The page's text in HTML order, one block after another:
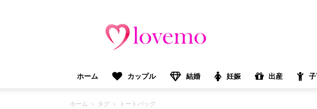
モ）：
プ
マ
ホーム カップル 結婚 妊娠 出産
ホーム タグ トートバッグ